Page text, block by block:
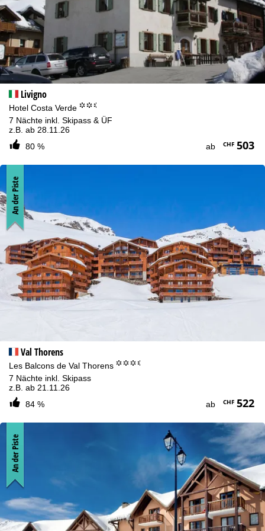
Livigno
Hotel Costa Verde °°.
7 Nächte inkl. Skipass & ÜF
z.B. ab 28.11.26
80 %
ab CHF503
Val Thorens
Les Balcons de Val Thorens °°°.
7 Nächte inkl. Skipass
z.B. ab 21.11.26
84 %
ab CHF522
An der Piste
An der Piste